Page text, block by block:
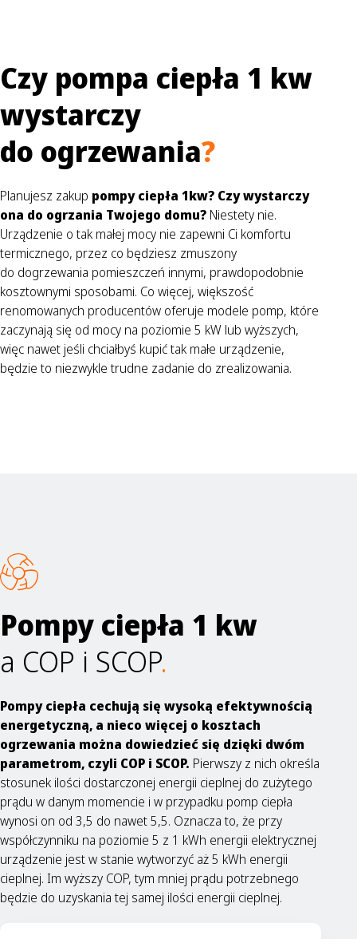
Czy pompa ciepła 1 kw
wystarczy
do ogrzewania?
Planujesz zakup pompy ciepła 1kw? Czy wystarczy
ona do ogrzania Twojego domu? Niestety nie.
Urządzenie o tak małej mocy nie zapewni Ci komfortu
termicznego, przez co będziesz zmuszony
do dogrzewania pomieszczeń innymi, prawdopodobnie
kosztownymi sposobami. Co więcej, większość
renomowanych producentów oferuje modele pomp, które
zaczynają się od mocy na poziomie 5 kW lub wyższych,
więc nawet jeśli chciałbyś kupić tak małe urządzenie,
będzie to niezwykle trudne zadanie do zrealizowania.
Pompy ciepła 1 kw
a COP i SCOP.
Pompy ciepła cechują się wysoką efektywnością
energetyczną, a nieco więcej o kosztach
ogrzewania można dowiedzieć się dzięki dwóm
parametrom, czyli COP i SCOP. Pierwszy z nich określa
stosunek ilości dostarczonej energii cieplnej do zużytego
prądu w danym momencie i w przypadku pomp ciepła
wynosi on od 3,5 do nawet 5,5. Oznacza to, że przy
współczynniku na poziomie 5 z 1 kWh energii elektrycznej
urządzenie jest w stanie wytworzyć aż 5 kWh energii
cieplnej. Im wyższy COP, tym mniej prądu potrzebnego
będzie do uzyskania tej samej ilości energii cieplnej.